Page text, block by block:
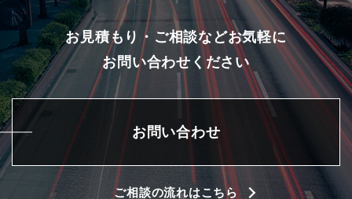
お見積もり・ご相談などお気軽に
お問い合わせください
お問い合わせ
ご相談の流れはこちら